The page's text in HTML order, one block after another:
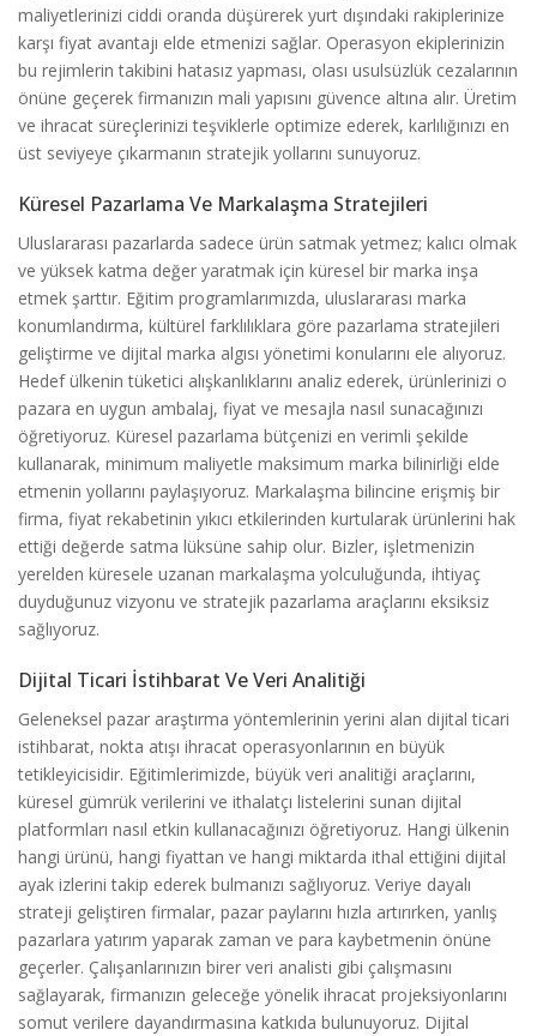
maliyetlerinizi ciddi oranda düşürerek yurt dışındaki rakiplerinize
karşı fiyat avantajı elde etmenizi sağlar. Operasyon ekiplerinizin
bu rejimlerin takibini hatasız yapması, olası usulsüzlük cezalarının
önüne geçerek firmanızın mali yapısını güvence altına alır. Üretim
ve ihracat süreçlerinizi teşviklerle optimize ederek, karlılığınızı en
üst seviyeye çıkarmanın stratejik yollarını sunuyoruz.
Küresel Pazarlama Ve Markalaşma Stratejileri
Uluslararası pazarlarda sadece ürün satmak yetmez; kalıcı olmak
ve yüksek katma değer yaratmak için küresel bir marka inşa
etmek şarttır. Eğitim programlarımızda, uluslararası marka
konumlandırma, kültürel farklılıklara göre pazarlama stratejileri
geliştirme ve dijital marka algısı yönetimi konularını ele alıyoruz.
Hedef ülkenin tüketici alışkanlıklarını analiz ederek, ürünlerinizi o
pazara en uygun ambalaj, fiyat ve mesajla nasıl sunacağınızı
öğretiyoruz. Küresel pazarlama bütçenizi en verimli şekilde
kullanarak, minimum maliyetle maksimum marka bilinirliği elde
etmenin yollarını paylaşıyoruz. Markalaşma bilincine erişmiş bir
firma, fiyat rekabetinin yıkıcı etkilerinden kurtularak ürünlerini hak
ettiği değerde satma lüksüne sahip olur. Bizler, işletmenizin
yerelden küresele uzanan markalaşma yolculuğunda, ihtiyaç
duyduğunuz vizyonu ve stratejik pazarlama araçlarını eksiksiz
sağlıyoruz.
Dijital Ticari İstihbarat Ve Veri Analitiği
Geleneksel pazar araştırma yöntemlerinin yerini alan dijital ticari
istihbarat, nokta atışı ihracat operasyonlarının en büyük
tetikleyicisidir. Eğitimlerimizde, büyük veri analitiği araçlarını,
küresel gümrük verilerini ve ithalatçı listelerini sunan dijital
platformları nasıl etkin kullanacağınızı öğretiyoruz. Hangi ülkenin
hangi ürünü, hangi fiyattan ve hangi miktarda ithal ettiğini dijital
ayak izlerini takip ederek bulmanızı sağlıyoruz. Veriye dayalı
strateji geliştiren firmalar, pazar paylarını hızla artırırken, yanlış
pazarlara yatırım yaparak zaman ve para kaybetmenin önüne
geçerler. Çalışanlarınızın birer veri analisti gibi çalışmasını
sağlayarak, firmanızın geleceğe yönelik ihracat projeksiyonlarını
somut verilere dayandırmasına katkıda bulunuyoruz. Dijital